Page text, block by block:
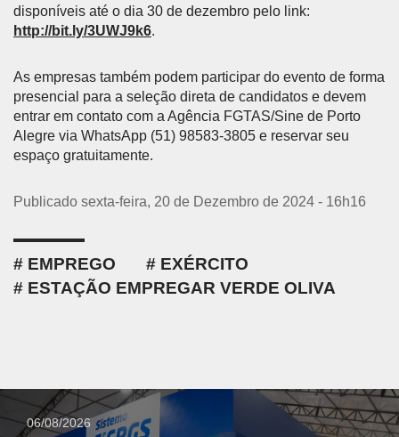
disponíveis até o dia 30 de dezembro pelo link:
http://bit.ly/3UWJ9k6.
As empresas também podem participar do evento de forma
presencial para a seleção direta de candidatos e devem
entrar em contato com a Agência FGTAS/Sine de Porto
Alegre via WhatsApp (51) 98583-3805 e reservar seu
espaço gratuitamente.
Publicado sexta-feira, 20 de Dezembro de 2024 - 16h16
EMPREGO
EXÉRCITO
ESTAÇÃO EMPREGAR VERDE OLIVA
06/08/2026